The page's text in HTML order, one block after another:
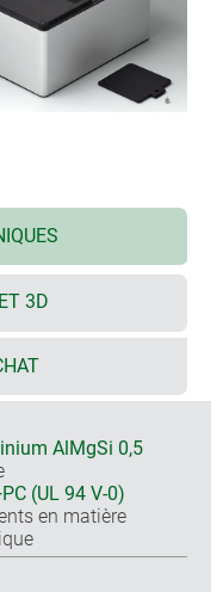
3D
AlMgSi 0,5
(UL 94 V-0)
en matière